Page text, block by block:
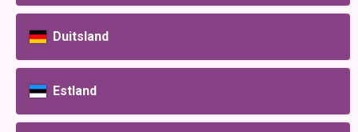
Duitsland
Estland